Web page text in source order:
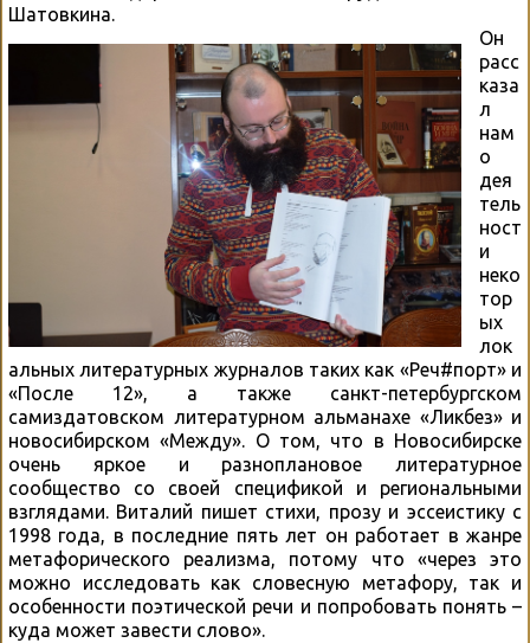
Шатовкина.
Он
расс
каза
л
нам
о
дея
тель
ност
и
неко
тор
ых
лок
альных литературных журналов таких как «Реч#порт» и
«После 12», а также санкт-петербургском
самиздатовском литературном альманахе «Ликбез» и
новосибирском «Между». О том, что в Новосибирске
очень яркое и разноплановое литературное
сообщество со своей спецификой и региональными
взглядами. Виталий пишет стихи, прозу и эссеистику с
1998 года, в последние пять лет он работает в жанре
метафорического реализма, потому что «через это
можно исследовать как словесную метафору, так и
особенности поэтической речи и попробовать понять –
куда может завести слово».